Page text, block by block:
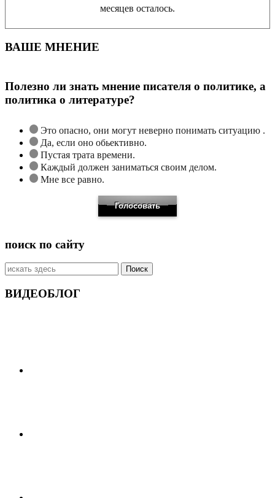
месяцев осталось.
ВАШЕ МНЕНИЕ
Полезно ли знать мнение писателя о политике, а
политика о литературе?
Это опасно, они могут неверно понимать ситуацию .
Да, если оно обьективно.
Пустая трата времени.
Каждый должен заниматься своим делом.
Мне все равно.
поиск по сайту
Искать:
ВИДЕОБЛОГ